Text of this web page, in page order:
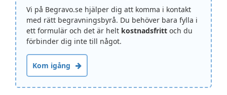
Vi på Begravo.se hjälper dig att komma i kontakt
med rätt begravningsbyrå. Du behöver bara fylla i
ett formulär och det är helt kostnadsfritt och du
förbinder dig inte till något.
Kom igång